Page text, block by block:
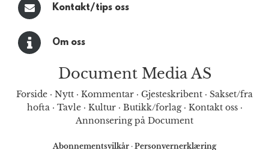
Kontakt/tips oss
Om oss
Document Media AS
Forside · Nytt · Kommentar · Gjesteskribent · Sakset/fra
hofta· Tavle· Kultur· Butikk/forlag· Kontakt oss·
Annonsering på Document
Abonnementsvilkår · Personvernerklæring